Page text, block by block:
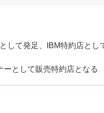
して発⾜、IBM特約店とし
ーとして販売特約店となる